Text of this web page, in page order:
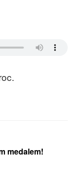
medalem!